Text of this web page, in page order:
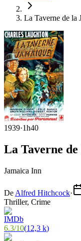
La Taverne de la
1939·1h40
La Taverne
Jamaica Inn
De Alfred Hitchcock·
Thriller, Crime
6.3/10(12,3 k)